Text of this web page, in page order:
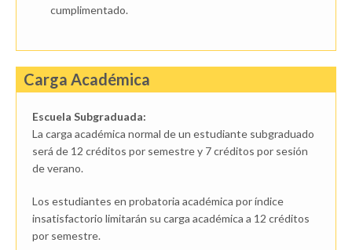
cumplimentado.
Carga Académica
Escuela Subgraduada:
La carga académica normal de un estudiante subgraduado
será de 12 créditos por semestre y 7 créditos por sesión
de verano.
Los estudiantes en probatoria académica por índice
insatisfactorio limitarán su carga académica a 12 créditos
por semestre.